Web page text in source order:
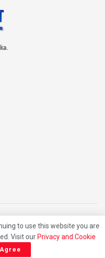
Contact Us
to use this website you are
Visit our Privacy and Cookie